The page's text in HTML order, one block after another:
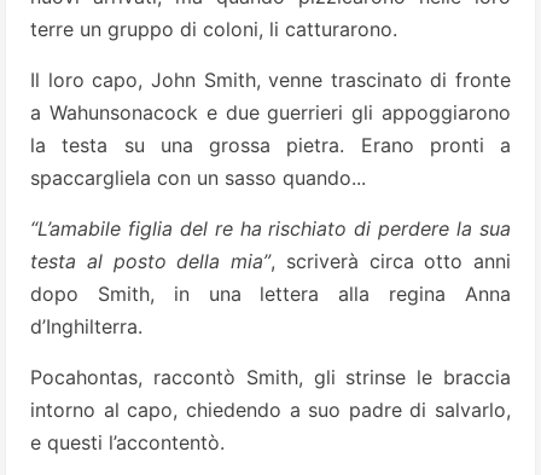
terre un gruppo di coloni, li catturarono.
Il loro capo, John Smith, venne trascinato di fronte
a Wahunsonacock e due guerrieri gli appoggiarono
la testa su una grossa pietra. Erano pronti a
spaccargliela con un sasso quando...
“L’amabile figlia del re ha rischiato di perdere la sua
testa al posto della mia”, scriverà circa otto anni
dopo Smith, in una lettera alla regina Anna
d’Inghilterra.
Pocahontas, raccontò Smith, gli strinse le braccia
intorno al capo, chiedendo a suo padre di salvarlo,
e questi l’accontentò.